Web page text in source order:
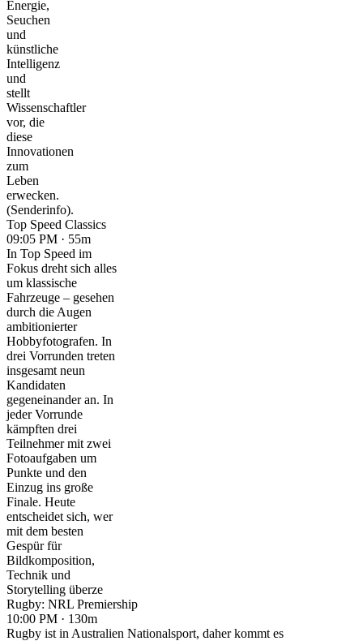
Energie,
Seuchen
und
künstliche
Intelligenz
und
stellt
Wissenschaftler
vor, die
diese
Innovationen
zum
Leben
erwecken.
(Senderinfo).
Top Speed Classics
09:05 PM · 55m
In Top Speed im
Fokus dreht sich alles
um klassische
Fahrzeuge – gesehen
durch die Augen
ambitionierter
Hobbyfotografen. In
drei Vorrunden treten
insgesamt neun
Kandidaten
gegeneinander an. In
jeder Vorrunde
kämpften drei
Teilnehmer mit zwei
Fotoaufgaben um
Punkte und den
Einzug ins große
Finale. Heute
entscheidet sich, wer
mit dem besten
Gespür für
Bildkomposition,
Technik und
Storytelling überze
Rugby: NRL Premiership
10:00 PM · 130m
Rugby ist in Australien Nationalsport, daher kommt es